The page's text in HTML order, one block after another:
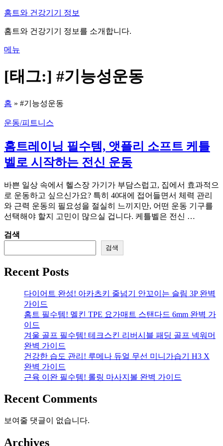
내
으
바
기
홈트와 건강기기 정보
홈트와 건강기기 정보를 소개합니다.
메뉴
[태그:] #기능성운동
홈 » #기능성운동
운동/피트니스
홈트레이닝 필수템, 앳플리 소프트 케틀
벨로 시작하는 전신 운동
바쁜 일상 속에서 헬스장 가기가 부담스럽고, 집에서 효과적으
로 운동하고 싶으신가요? 특히 40대에 접어들면서 체력 관리
와 근력 운동의 필요성을 절실히 느끼지만, 어떤 운동 기구를
선택해야 할지 고민이 많으실 겁니다. 케틀벨은 전신 …
검색
검색
Recent Posts
다이어트 완성! 아카츠키 줄넘기 안꼬이는 슬림 3P 완벽
가이드
홈트 필수템! 멜킨 TPE 요가매트 스탠다드 6mm 완벽 가
이드
겨울 골프 필수템! 테크스킨 리버시블 패딩 골프 넥워머
완벽 가이드
건강한 습도 관리! 루메나 듀얼 무선 미니가습기 H3 X
완벽 가이드
근육 이완 필수템! 롤링 마사지볼 완벽 가이드
Recent Comments
보여줄 댓글이 없습니다.
Archives